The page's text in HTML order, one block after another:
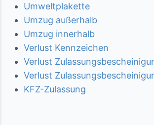
Umweltplakette
Umzug außerhalb
Umzug innerhalb
Verlust Kennzeichen
Verlust
Verlust
KFZ-Zulassung